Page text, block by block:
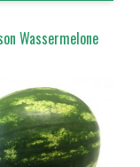
Wassermelone